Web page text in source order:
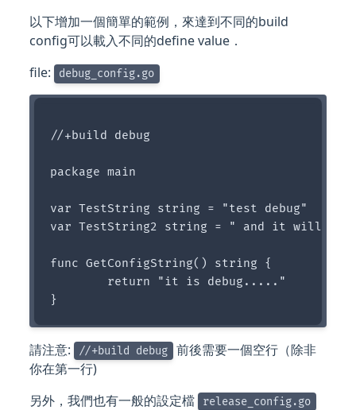
以下增加一個簡單的範例，來達到不同的build
config可以載入不同的define value．
file:
debug_config.go
//+build debug
package main
var TestString string = "test debug"
var TestString2 string = " and it will run
func GetConfigString() string {
請注意: //+build debug 前後需要一個空行（除非
你在第一行)
另外，我們也有一般的設定檔
release_config.go